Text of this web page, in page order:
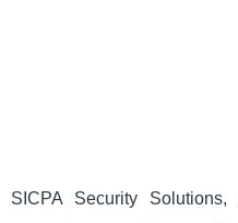
SICPA Security